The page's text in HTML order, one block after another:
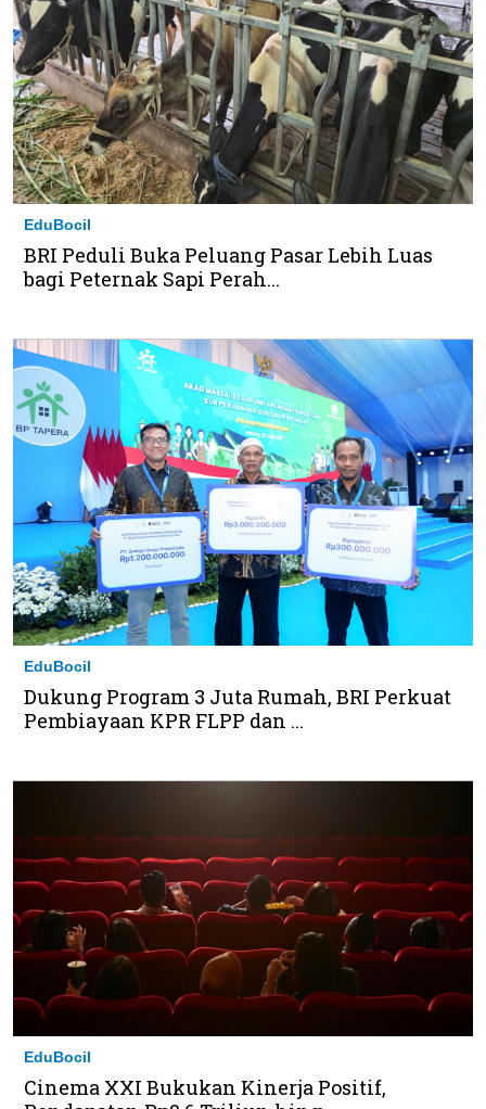
EduBocil
BRI Peduli Buka Peluang Pasar Lebih Luas
bagi Peternak Sapi Perah...
EduBocil
Dukung Program 3 Juta Rumah, BRI Perkuat
Pembiayaan KPR FLPP dan ...
EduBocil
Cinema XXI Bukukan Kinerja Positif,